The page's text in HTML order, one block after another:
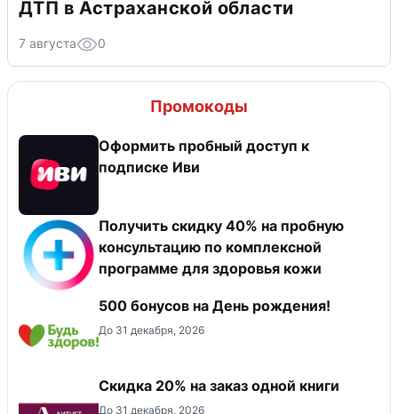
ДТП в Астраханской области
7 августа 0
Промокоды
Оформить пробный доступ к
подписке Иви
Получить скидку 40% на пробную
консультацию по комплексной
программе для здоровья кожи
500 бонусов на День рождения!
До 31 декабря, 2026
Скидка 20% на заказ одной книги
До 31 декабря, 2026